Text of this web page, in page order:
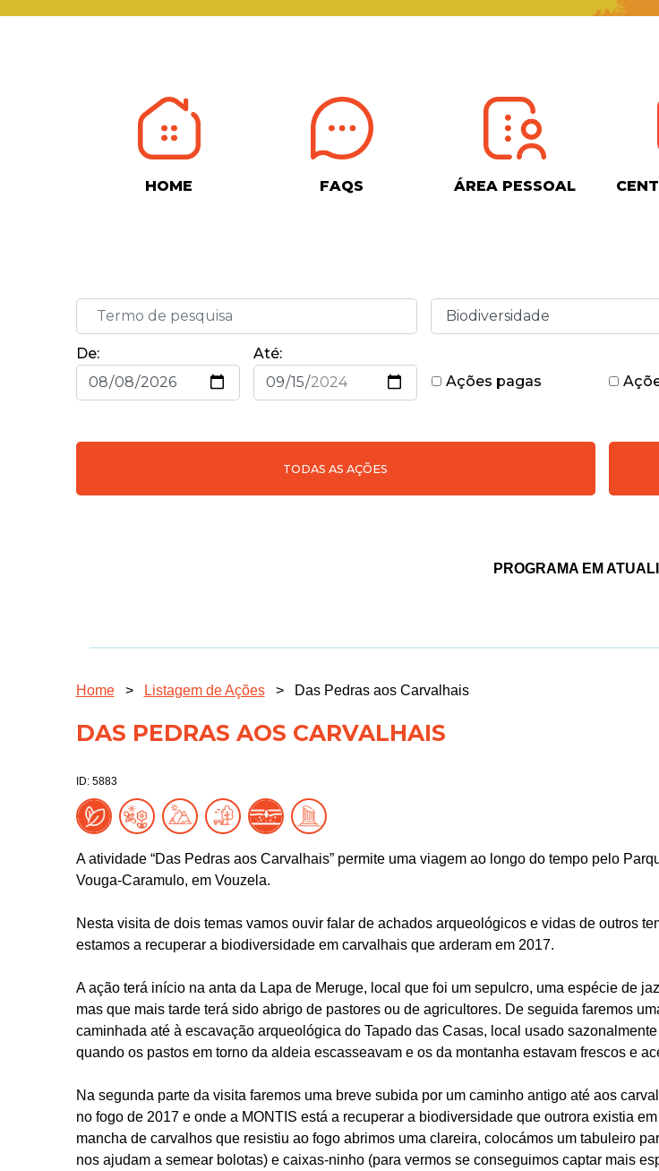
HOME FAQS ÁREA PESSOAL
De:
Até:
Ações pagas
TODAS AS AÇÕES
PROGRAMA EM
Home > Listagem de Ações > Das Pedras aos Carvalhais
DAS PEDRAS AOS CARVALHAIS
ID: 5883
A atividade “Das Pedras aos Carvalhais” permite uma viagem ao longo do tempo pelo
Vouga-Caramulo, em Vouzela.
Nesta visita de dois temas vamos ouvir falar de achados arqueológicos e vidas de outros
estamos a recuperar a biodiversidade em carvalhais que arderam em 2017.
A ação terá início na anta da Lapa de Meruge, local que foi um sepulcro, uma espécie de
mas que mais tarde terá sido abrigo de pastores ou de agricultores. De seguida faremos
caminhada até à escavação arqueológica do Tapado das Casas, local usado
quando os pastos em torno da aldeia escasseavam e os da montanha estavam frescos e
Na segunda parte da visita faremos uma breve subida por um caminho antigo até aos
no fogo de 2017 e onde a MONTIS está a recuperar a biodiversidade que outrora existia
mancha de carvalhos que resistiu ao fogo abrimos uma clareira, colocámos um tabuleiro
nos ajudam a semear bolotas) e caixas-ninho (para vermos se conseguimos captar mais